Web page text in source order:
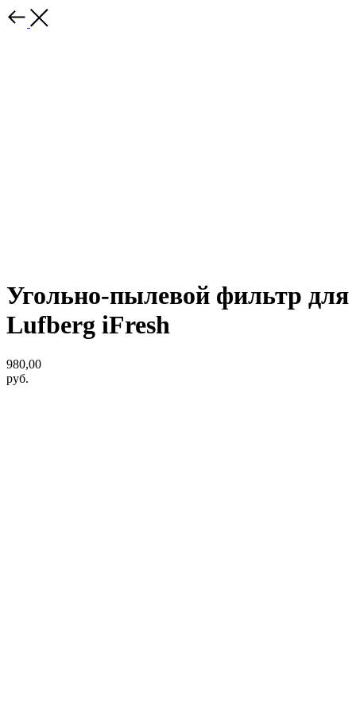
Угольно-пылевой фильтр для
Lufberg iFresh
980,00
руб.